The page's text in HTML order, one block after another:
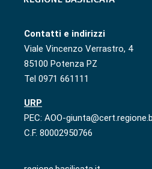
Contatti e indirizzi
Viale Vincenzo Verrastro, 4
85100 Potenza PZ
Tel 0971 661111
URP
PEC: AOO-
C.F. 80002950766